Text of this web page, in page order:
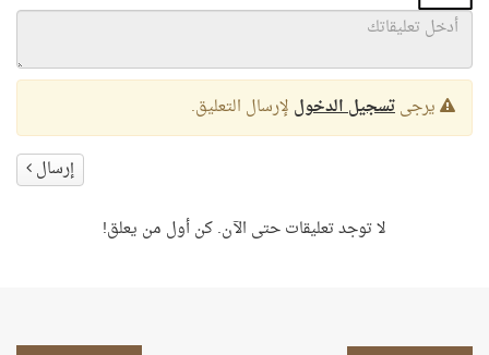
يرجىتسجيل الدخول لإرسال التعليق.
إرسال
لا توجد تعليقات حتى الآن. كن أول من يعلق!